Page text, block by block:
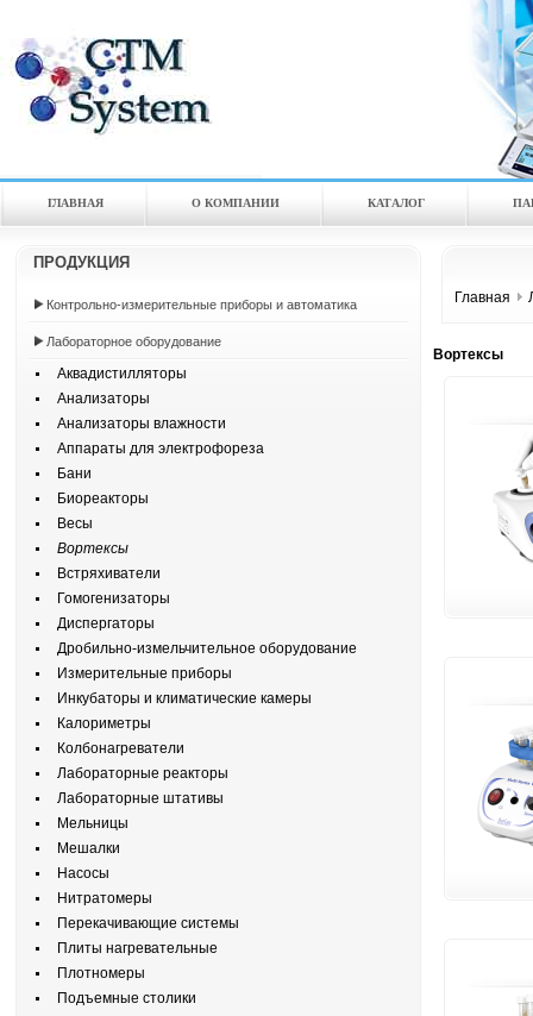
ГЛАВНАЯ О КОМПАНИИ КАТАЛOГ
ПРОДУКЦИЯ
Контрольно-измерительные приборы и автоматика
Лабораторное оборудование
Аквадистилляторы
Анализаторы
Анализаторы влажности
Аппараты для электрофореза
Бани
Биореакторы
Весы
Вортексы
Встряхиватели
Гомогенизаторы
Диспергаторы
Дробильно-измельчительное оборудование
Измерительные приборы
Инкубаторы и климатические камеры
Калориметры
Колбонагреватели
Лабораторные реакторы
Лабораторные штативы
Мельницы
Мешалки
Насосы
Нитратомеры
Перекачивающие системы
Плиты нагревательные
Плотномеры
Подъемные столики
Главная
Вортексы